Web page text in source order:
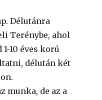
Délutánra
Terénybe, ahol
10 éves korú
délután két
munka, de az a